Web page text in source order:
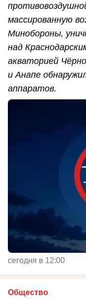
массированную
Минобороны,
над
акваторией
и Анапе
аппаратов.
сегодня в 12:00
Общество